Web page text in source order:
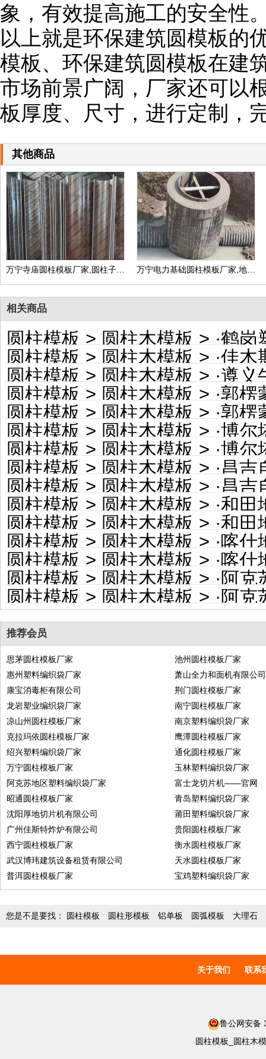
象，有效提高施工的安全性
以上就是环保建筑圆模板的
模板、环保建筑圆模板在建
市场前景广阔，厂家还可以
板厚度、尺寸，进行定制，
其他商品
相关商品
圆柱模板>圆柱木模板> ·鹤岗塑
圆柱模板>圆柱木模板> ·佳木斯
圆柱模板>圆柱木模板> ·遵义牛
圆柱模板>圆柱木模板> ·郭楞蒙
圆柱模板>圆柱木模板> ·郭楞蒙古
圆柱模板>圆柱木模板> ·博尔塔拉
圆柱模板>圆柱木模板> ·博尔塔
圆柱模板>圆柱木模板> ·昌吉自
圆柱模板>圆柱木模板> ·昌吉自
圆柱模板>圆柱木模板> ·和田地
圆柱模板>圆柱木模板> ·和田
圆柱模板>圆柱木模板> ·喀什地
圆柱模板>圆柱木模板> ·喀什
圆柱模板>圆柱木模板> ·阿克苏
圆柱模板>圆柱木模板> ·阿克苏
推荐会员
思茅圆柱模板厂家
池州圆柱模板厂家
惠州塑料编织袋厂家
萧山全力和面机有限公司
康宝消毒柜有限公司
荆门圆柱模板厂家
龙岩塑业编织袋厂家
南宁圆柱模板厂家
凉山州圆柱模板厂家
南京塑料编织袋厂家
克拉玛依圆柱模板厂家
鹰潭圆柱模板厂家
绍兴塑料编织袋厂家
通化圆柱模板厂家
万宁圆柱模板厂家
玉林塑料编织袋厂家
阿克苏地区塑料编织袋厂家
富士龙切片机——官网
昭通圆柱模板厂家
青岛塑料编织袋厂家
沈阳厚地切片机有限公司
莆田塑料编织袋厂家
广州佳斯特炸炉有限公司
贵阳圆柱模板厂家
西宁圆柱模板厂家
衡水圆柱模板厂家
武汉博玮建筑设备租赁有限公司
天水圆柱模板厂家
普洱圆柱模板厂家
宝鸡塑料编织袋厂家
您是不是要找： 圆柱模板 圆柱形模板 铝单板 圆弧模板 大理石
关于我们 联系
鲁公网安备
圆柱模板_圆柱木